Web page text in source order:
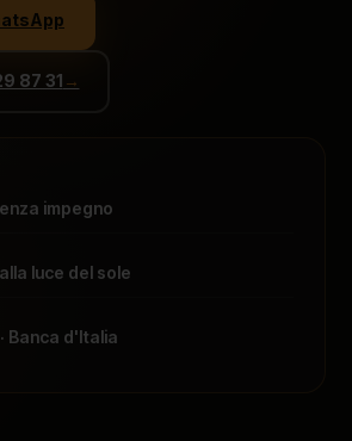
87 31 →
impegno
luce del sole
Banca d'Italia